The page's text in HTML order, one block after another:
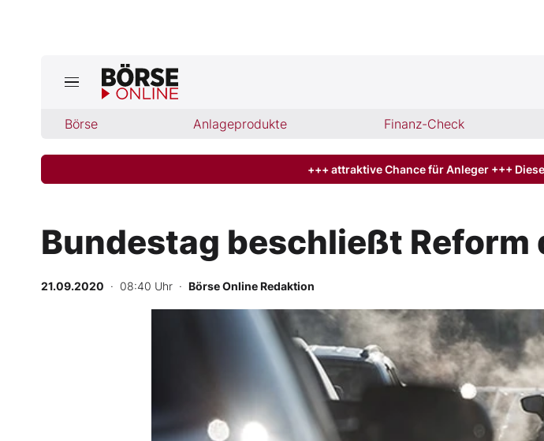
Börse Anlageprodukte Finanz-Check
Jetzt aktuelle Ausgabe BÖRSE ONLINE lesen
Finanz-Check
Abo & Shop
+++ attraktive Chance für Anleger +++
Bundestag beschließt Reform
21.09.2020 · 08:40 Uhr · Börse Online Redaktion